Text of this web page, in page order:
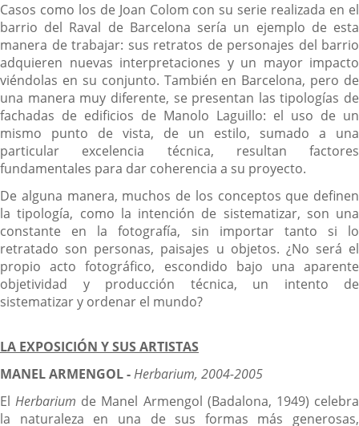
Casos como los de Joan Colom con su serie realizada en el
barrio del Raval de Barcelona sería un ejemplo de esta
manera de trabajar: sus retratos de personajes del barrio
adquieren nuevas interpretaciones y un mayor impacto
viéndolas en su conjunto. También en Barcelona, pero de
una manera muy diferente, se presentan las tipologías de
fachadas de edificios de Manolo Laguillo: el uso de un
mismo punto de vista, de un estilo, sumado a una
particular excelencia técnica, resultan factores
fundamentales para dar coherencia a su proyecto.
De alguna manera, muchos de los conceptos que definen
la tipología, como la intención de sistematizar, son una
constante en la fotografía, sin importar tanto si lo
retratado son personas, paisajes u objetos. ¿No será el
propio acto fotográfico, escondido bajo una aparente
objetividad y producción técnica, un intento de
sistematizar y ordenar el mundo?
LA EXPOSICIÓN Y SUS ARTISTAS
MANEL ARMENGOL -Herbarium, 2004-2005
El Herbarium de Manel Armengol (Badalona, 1949) celebra
la naturaleza en una de sus formas más generosas,